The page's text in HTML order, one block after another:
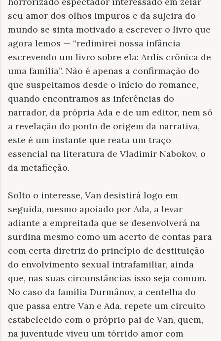
seu amor dos olhos impuros e da sujeira do
mundo se sinta motivado a escrever o livro que
agora lemos — “redimirei nossa infância
escrevendo um livro sobre ela: Ardis crônica de
uma família”. Não é apenas a confirmação do
que suspeitamos desde o início do romance,
quando encontramos as inferências do
narrador, da própria Ada e de um editor, nem só
a revelação do ponto de origem da narrativa,
este é um instante que reata um traço
essencial na literatura de Vladimir Nabokov, o
da metaficção.
Solto o interesse, Van desistirá logo em
seguida, mesmo apoiado por Ada, a levar
adiante a empreitada que se desenvolverá na
surdina mesmo como um acerto de contas para
com certa diretriz do princípio de destituição
do envolvimento sexual intrafamiliar, ainda
que, nas suas circunstâncias isso seja comum.
No caso da família Durmânov, a centelha do
que passa entre Van e Ada, repete um circuito
estabelecido com o próprio pai de Van, quem,
na juventude viveu um tórrido amor com